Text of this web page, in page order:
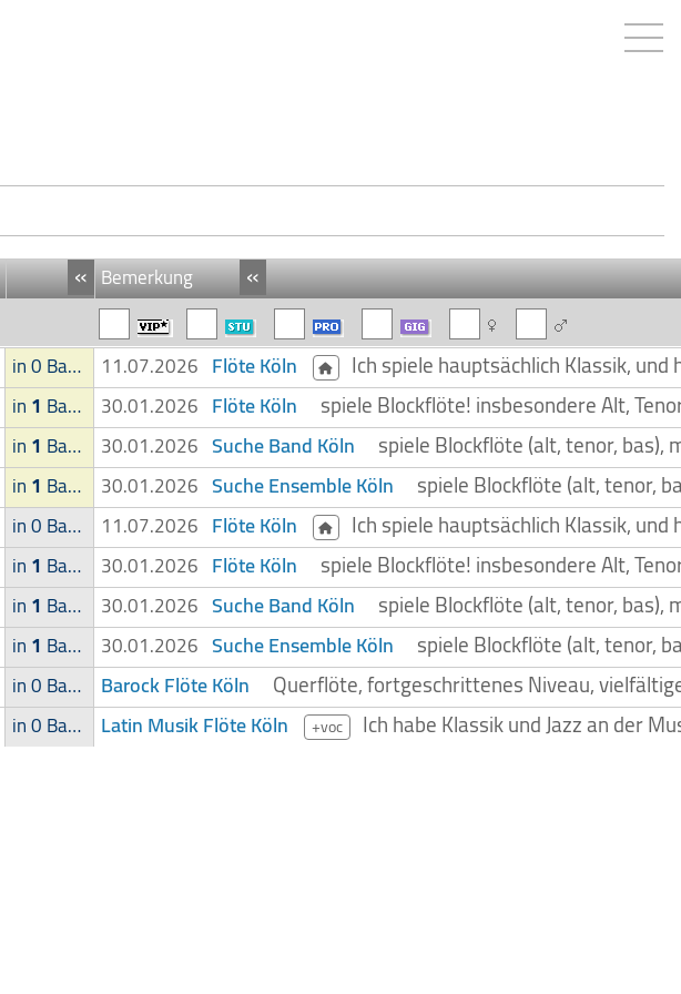
« «
Bemerkung
in 0 Band 11.07.2026 Flöte Köln Ich spiele hauptsächlich Klassik,
in1 Band 30.01.2026 Flöte Köln spiele Blockflöte! insbesondere Alt,
in1 Band 30.01.2026 Suche Band Köln spiele Blockflöte (alt, tenor, bas),
in1 Band 30.01.2026 Suche Ensemble Köln spiele Blockflöte (alt, tenor,
in 0 Band 11.07.2026 Flöte Köln Ich spiele hauptsächlich Klassik,
in1 Band 30.01.2026 Flöte Köln spiele Blockflöte! insbesondere Alt,
in1 Band 30.01.2026 Suche Band Köln spiele Blockflöte (alt, tenor, bas),
in1 Band 30.01.2026 Suche Ensemble Köln spiele Blockflöte (alt, tenor,
in 0 Band Barock Flöte Köln Querflöte, fortgeschrittenes Niveau,
in 0 Band Latin Musik Flöte Köln +voc Ich habe Klassik und Jazz an der